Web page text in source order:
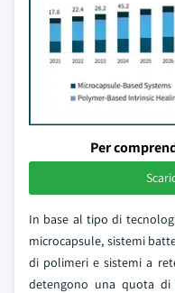
Per
In base al tipo di
microcapsule, sistemi
di polimeri e sistemi a
detengono una quota di